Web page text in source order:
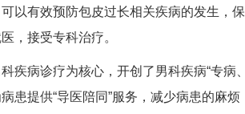
以有效预防包皮过长相关疾病的发生，
，接受专科治疗。
病诊疗为核心，开创了男科疾病“专病
患提供“导医陪同”服务，减少病患的麻